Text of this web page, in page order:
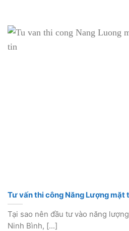
Tư vấn thi công Năng Lượng mặt
Tại sao nên đầu tư vào năng
Ninh Bình, [...]